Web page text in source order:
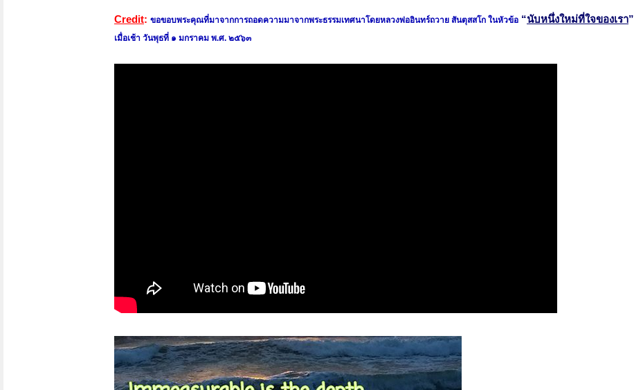
Credit: ขอขอบพระคุณที่มาจากการถอดความมาจากพระธรรมเทศนาโดยหลวงพ่ออินทร์ถวาย สันตุสสโก ในหัวข้อ “นับหนึ่งใหม่ที่ใจของเรา”
เมื่อเช้า วันพุธที่ ๑ มกราคม พ.ศ. ๒๕๖๓